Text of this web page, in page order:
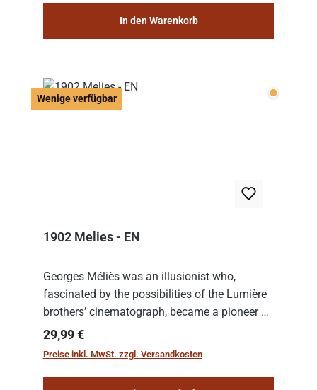
In den Warenkorb
Wenige verfügbar Wenige
1902 Melies - EN
Georges Méliès was an illusionist who,
fascinated by the possibilities of the Lumière
brothers’ cinematograph, became a pioneer of
cinema. In 1902, he filmed his most famous
work: “Le Voyage dans la Lune” (“A Trip to...
Regulärer Preis:
29,99 €
Preise inkl. MwSt. zzgl. Versandkosten